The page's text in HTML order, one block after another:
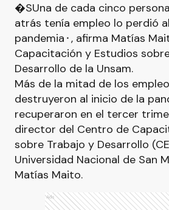
�SUna de cada cinco
atrás tenía empleo lo perdió
pandemia⬝, afirma Matías
Capacitación y Estudios
Desarrollo de la Unsam.
Más de la mitad de los
destruyeron al inicio de la
recuperaron en el tercer
director del Centro de
sobre Trabajo y Desarrollo
Universidad Nacional de San
Matías Maito.
Ads